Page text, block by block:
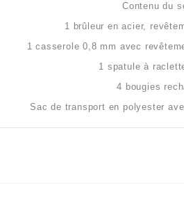
Contenu du
1 brûleur en acier,
1 casserole 0,8 mm avec
1 spatule à
4 bougies
Sac de transport en polyester